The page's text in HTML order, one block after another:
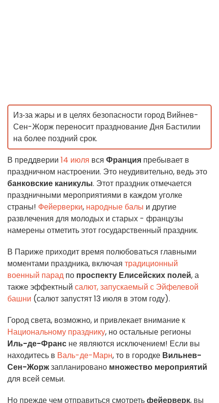
Из‑за жары и в целях безопасности город Вийнев-
Сен-Жорж переносит празднование Дня Бастилии
на более поздний срок.
В преддверии 14 июля вся Франция пребывает в
праздничном настроении. Это неудивительно, ведь это
банковские каникулы. Этот праздник отмечается
праздничными мероприятиями в каждом уголке
страны! Фейерверки, народные балы и другие
развлечения для молодых и старых - французы
намерены отметить этот государственный праздник.
В Париже приходит время полюбоваться главными
моментами праздника, включая традиционный
военный парад по проспекту Елисейских полей, а
также эффектный салют, запускаемый с Эйфелевой
башни (салют запустят 13 июля в этом году).
Город света, возможно, и привлекает внимание к
Национальному празднику, но остальные регионы
Иль-де-Франс не являются исключением! Если вы
находитесь в Валь-де-Марн, то в городке Вильнев-
Сен-Жоржзапланировано множество мероприятий
для всей семьи.
Но прежде чем отправиться смотретьфейерверк, вы